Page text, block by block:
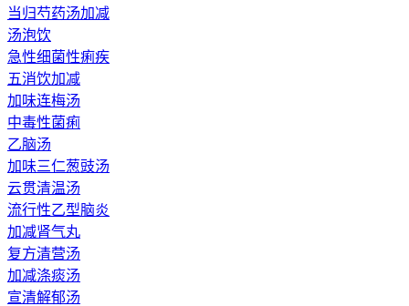
当归芍药汤加减
汤泡饮
急性细菌性痢疾
五消饮加减
加味连梅汤
中毒性菌痢
乙脑汤
加味三仁葱豉汤
云贯清温汤
流行性乙型脑炎
加减肾气丸
复方清营汤
加减涤痰汤
宣清解郁汤